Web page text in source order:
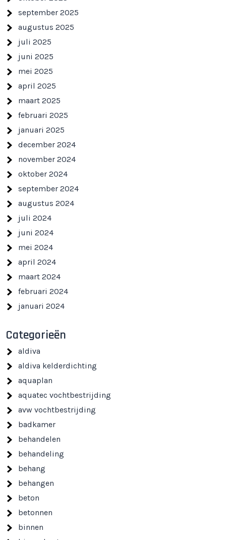
september 2025
augustus 2025
juli 2025
juni 2025
mei 2025
april 2025
maart 2025
februari 2025
januari 2025
december 2024
november 2024
oktober 2024
september 2024
augustus 2024
juli 2024
juni 2024
mei 2024
april 2024
maart 2024
februari 2024
januari 2024
Categorieën
aldiva
aldiva kelderdichting
aquaplan
aquatec vochtbestrijding
avw vochtbestrijding
badkamer
behandelen
behandeling
behang
behangen
beton
betonnen
binnen